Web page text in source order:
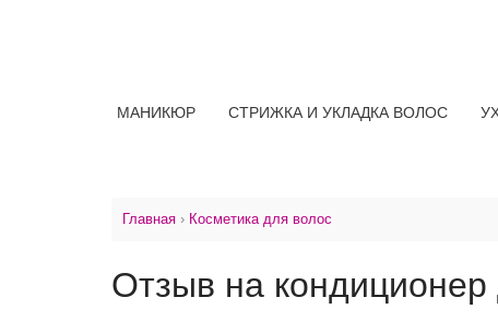
МАНИКЮР СТРИЖКА И УКЛАДКА ВОЛОС
Главная › Косметика для волос
Отзыв на кондиционер